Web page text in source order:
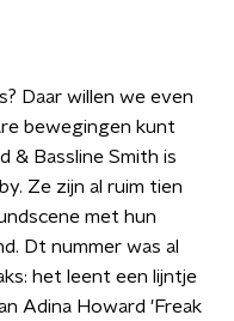
Daar willen we even
bewegingen kunt
& Bassline Smith is
Ze zijn al ruim tien
met hun
Dt nummer was al
het leent een lijntje
Adina Howard 'Freak